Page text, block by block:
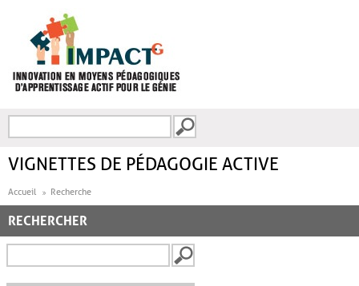
FORMULAIRE DE
VIGNETTES DE PÉDAGOGIE ACTIVE
Accueil Recherche
RECHERCHER